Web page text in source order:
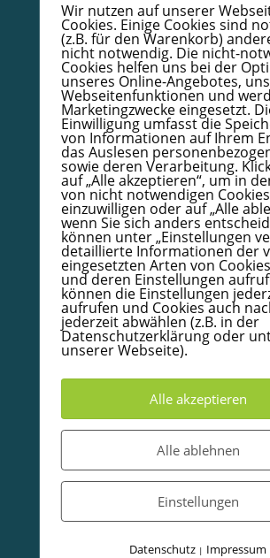
Vertrag widerrufen
Datenschutzerklärung
Impressum
AGB
Kodex
Papierzertifikat mit Goldrand –
Infoboard Absolventen
Doula/Mütterpflege/Babycoach
Unterkünfte in und um Warendorf
© 2020-2026 Babycoachakademie.de,
Wallow.Alle Rechte vorbehalten
Partner und Empfehlungen
Wir nutzen auf unserer
Cookies. Einige Cookies sind
(z.B. für den Warenkorb)
nicht notwendig. Die nicht-
Cookies helfen uns bei der
unseres Online-Angebotes,
Webseitenfunktionen und
Marketingzwecke eingesetzt.
Einwilligung umfasst die
von Informationen auf Ihrem
das Auslesen
sowie deren Verarbeitung.
auf „Alle akzeptieren“, um in
von nicht notwendigen Cookies
einzuwilligen oder auf „Alle
wenn Sie sich anders
können unter „Einstellungen
detaillierte Informationen der
eingesetzten Arten von
und deren Einstellungen
können die Einstellungen
aufrufen und Cookies auch
jederzeit abwählen (z.B. in der
Datenschutzerklärung oder
unserer Webseite).
Alle akzeptieren
Alle ablehnen
Einstellungen
Datenschutz | Impressum